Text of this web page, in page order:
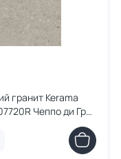
гранит Kerama
Чеппо ди Гре
(1,434)